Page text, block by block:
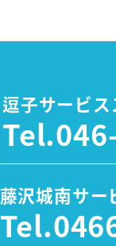
逗子サービ
Tel.
藤沢城南サー
Tel.